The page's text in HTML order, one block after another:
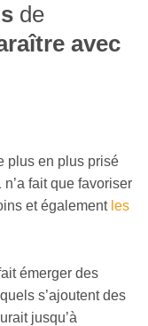
de
avec
plus en plus prisé
fait que favoriser
et également les
émerger des
s’ajoutent des
jusqu’à